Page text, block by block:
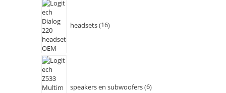
headsets 16
speakers en subwoofers 6